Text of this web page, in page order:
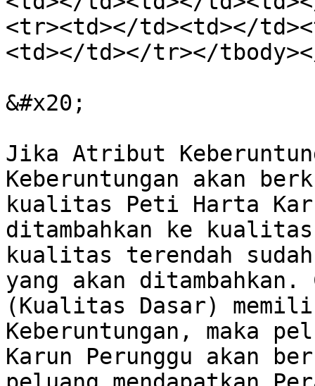
<tr><td></td><td></
<td></td></tr></
&#x20;
Jika Atribut
Keberuntungan akan
kualitas Peti Harta
ditambahkan ke
kualitas terendah
yang akan
(Kualitas Dasar)
Keberuntungan, maka
Karun Perunggu akan